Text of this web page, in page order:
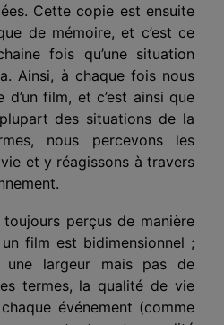
Cette copie est ensuite
de mémoire, et c’est ce
fois qu’une situation
Ainsi, à chaque fois nous
film, et c’est ainsi que
des situations de la
nous percevons les
et y réagissons à travers
perçus de manière
film est bidimensionnel ;
largeur mais pas de
termes, la qualité de vie
événement (comme